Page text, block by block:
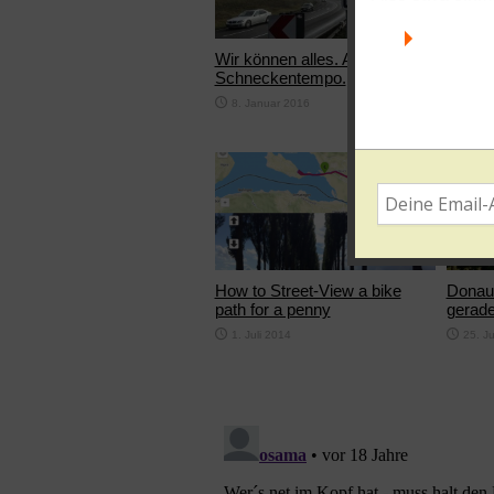
Wir können alles. Außer
Schneckentempo.
8. Januar 2016
How to Street-View a bike
path for a penny
1. Juli 2014 25.